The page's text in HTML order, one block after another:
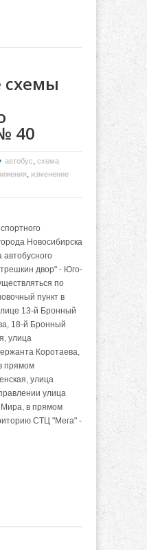
40
автобус, схема
, изменение
Новосибирска
двор" - Юго-
по
пункт в
13-й Бронный
18-й Бронный
улица
Коротаева,
прямом
улица
улица
Мира, в прямом
СТЦ "Мега" -